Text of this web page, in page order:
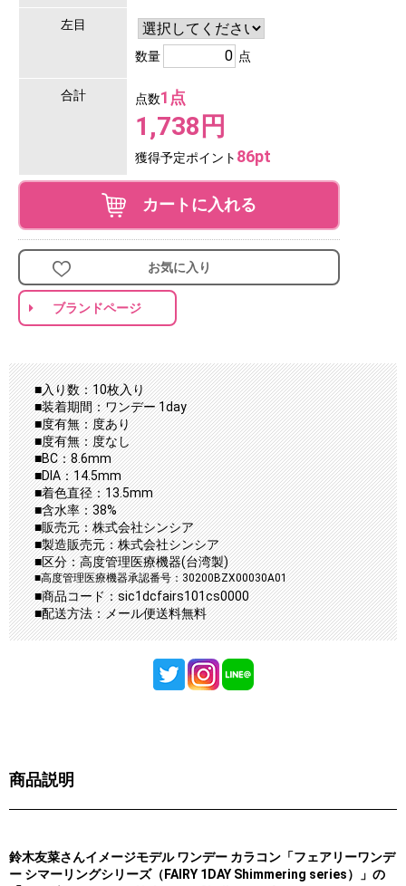
左目
数量 点
合計 点数1点
1,738円
獲得予定ポイント 86pt
カートに入れる
お気に入り
ブランドページ
■入り数：10枚入り
■装着期間：ワンデー 1day
■度有無：度あり
■度有無：度なし
■BC：8.6mm
■DIA：14.5mm
■着色直径：13.5mm
■含水率：38%
■販売元：株式会社シンシア
■製造販売元：株式会社シンシア
■区分：高度管理医療機器(台湾製)
■高度管理医療機器承認番号：30200BZX00030A01
■商品コード：sic1dcfairs101cs0000
■配送方法：メール便送料無料
商品説明
鈴木友菜さんイメージモデル ワンデー カラコン 「フェアリーワンデ
ー シマーリングシリーズ（FAIRY 1DAY Shimmering series）」の